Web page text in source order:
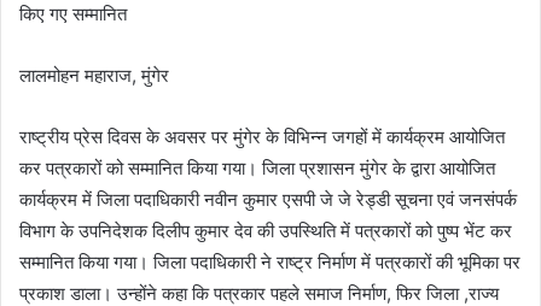
किए गए सम्मानित
लालमोहन महाराज, मुंगेर
राष्ट्रीय प्रेस दिवस के अवसर पर मुंगेर के विभिन्न जगहों में कार्यक्रम आयोजित
कर पत्रकारों को सम्मानित किया गया। जिला प्रशासन मुंगेर के द्वारा आयोजित
कार्यक्रम में जिला पदाधिकारी नवीन कुमार एसपी जे जे रेड्डी सूचना एवं जनसंपर्क
विभाग के उपनिदेशक दिलीप कुमार देव की उपस्थिति में पत्रकारों को पुष्प भेंट कर
सम्मानित किया गया। जिला पदाधिकारी ने राष्ट्र निर्माण में पत्रकारों की भूमिका पर
प्रकाश डाला। उन्होंने कहा कि पत्रकार पहले समाज निर्माण, फिर जिला ,राज्य